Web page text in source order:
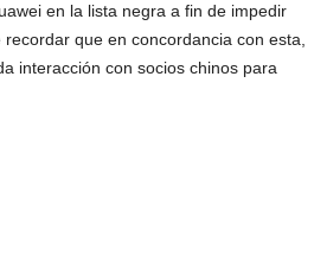
en la lista negra a fin de impedir
que en concordancia con esta,
interacción con socios chinos para